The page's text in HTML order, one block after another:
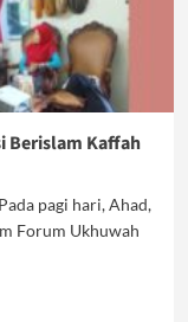
Berislam Kaffah
pagi hari, Ahad,
Forum Ukhuwah